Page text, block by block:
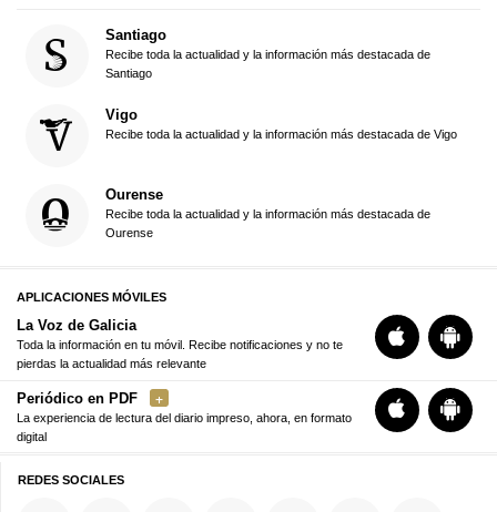
Santiago
Recibe toda la actualidad y la información más destacada de
Santiago
Vigo
Recibe toda la actualidad y la información más destacada de Vigo
Ourense
Recibe toda la actualidad y la información más destacada de
Ourense
APLICACIONES MÓVILES
La Voz de Galicia
Toda la información en tu móvil. Recibe notificaciones y no te
pierdas la actualidad más relevante
Periódico en PDF
La experiencia de lectura del diario impreso, ahora, en formato
digital
REDES SOCIALES